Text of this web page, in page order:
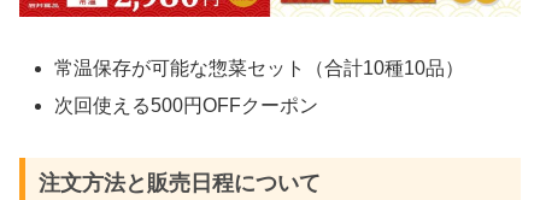
常温保存が可能な惣菜セット（合計10種10品）
次回使える500円OFFクーポン
注文方法と販売日程について